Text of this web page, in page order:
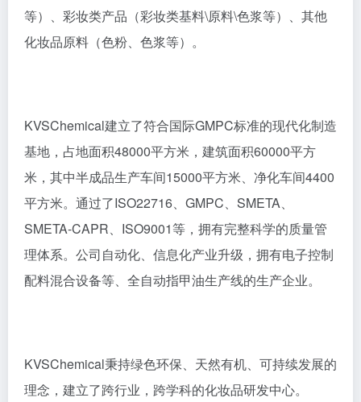
等）、彩妆类产品（彩妆类基料\原料\色浆等）、其他
化妆品原料（色粉、色浆等）。
KVSChemical建立了符合国际GMPC标准的现代化制造
基地，占地面积48000平方米，建筑面积60000平方
米，其中半成品生产车间15000平方米、净化车间4400
平方米。通过了ISO22716、GMPC、SMETA、
SMETA-CAPR、ISO9001等，拥有完整科学的质量管
理体系。公司自动化、信息化产业升级，拥有电子控制
配料混合设备等、全自动指甲油生产线的生产企业。
KVSChemical秉持绿色环保、天然有机、可持续发展的
理念，建立了跨行业，跨学科的化妆品研发中心。